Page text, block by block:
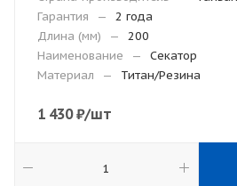
Гарантия
—
2 года
Длина (мм)
—
200
Наименование
—
Секатор
Материал
— Титан/Резина
1 430₽/шт